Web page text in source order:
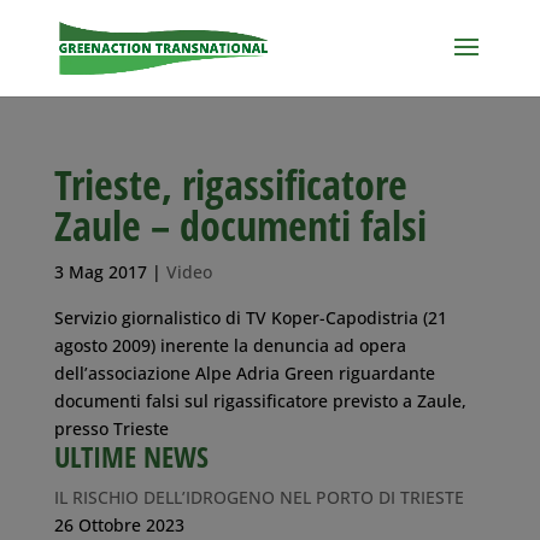
Trieste, rigassificatore
Zaule – documenti falsi
3 Mag 2017| Video
Servizio giornalistico di TV Koper-Capodistria (21
agosto 2009) inerente la denuncia ad opera
dell’associazione Alpe Adria Green riguardante
documenti falsi sul rigassificatore previsto a Zaule,
presso Trieste
ULTIME NEWS
IL RISCHIO DELL’IDROGENO NEL PORTO DI TRIESTE
26 Ottobre 2023